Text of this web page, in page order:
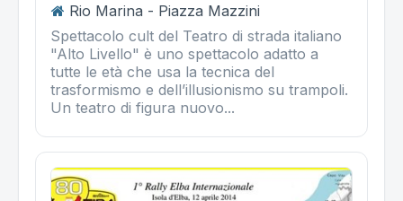
Rio Marina - Piazza Mazzini
Spettacolo cult del Teatro di strada italiano
"Alto Livello" è uno spettacolo adatto a
tutte le età che usa la tecnica del
trasformismo e dell’illusionismo su trampoli.
Un teatro di figura nuovo...